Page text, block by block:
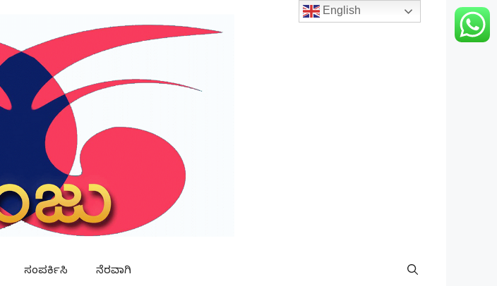
ಸಂಪರ್ಕಿಸಿ ನೆರವಾಗಿ
English